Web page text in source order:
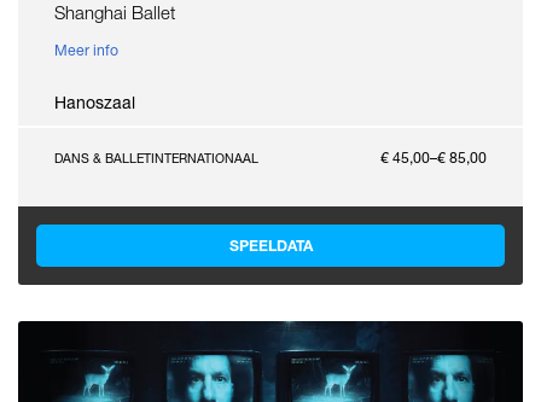
Shanghai Ballet
Meer info
Hanoszaal
DANS & BALLETINTERNATIONAAL € 45,00–€ 85,00
SPEELDATA